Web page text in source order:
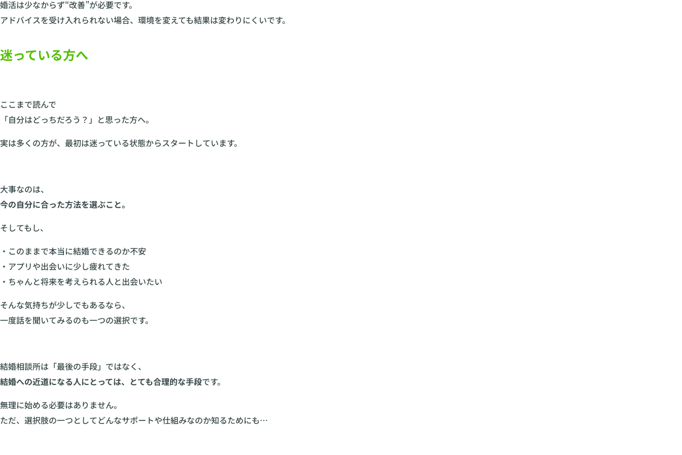
婚活は少なからず“改善”が必要です。
アドバイスを受け入れられない場合、環境を変えても結果は変わりにくいです。
迷っている方へ
ここまで読んで
「自分はどっちだろう？」と思った方へ。
実は多くの方が、最初は迷っている状態からスタートしています。
大事なのは、
今の自分に合った方法を選ぶこと。
そしてもし、
・このままで本当に結婚できるのか不安
・アプリや出会いに少し疲れてきた
・ちゃんと将来を考えられる人と出会いたい
そんな気持ちが少しでもあるなら、
一度話を聞いてみるのも一つの選択です。
結婚相談所は「最後の手段」ではなく、
結婚への近道になる人にとっては、とても合理的な手段です。
無理に始める必要はありません。
ただ、選択肢の一つとしてどんなサポートや仕組みなのか知るためにも…